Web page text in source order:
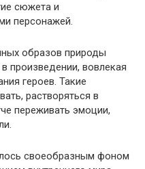
сюжета и
персонажей.
образов природы
произведении, вовлекая
героев. Такие
растворяться в
переживать эмоции,
своеобразным фоном